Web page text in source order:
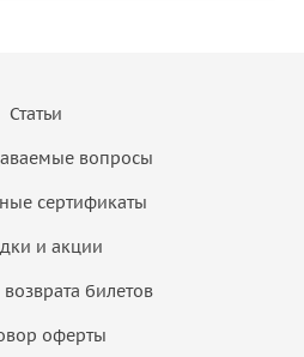
Статьи
вопросы
сертификаты
и акции
билетов
оферты